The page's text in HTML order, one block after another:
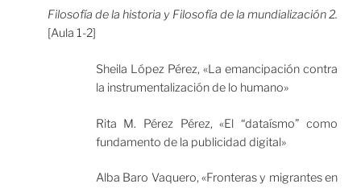
Filosofía de la historia y Filosofía de la mundialización 2.
[Aula 1-2]
Sheila López Pérez, «La emancipación contra
la instrumentalización de lo humano»
Rita M. Pérez Pérez, «El “dataísmo” como
fundamento de la publicidad digital»
Alba Baro Vaquero, «Fronteras y migrantes en